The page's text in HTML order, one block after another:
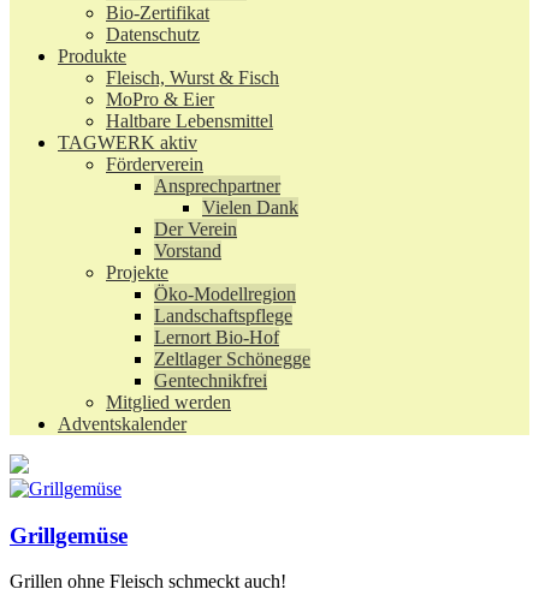
Bio-Zertifikat
Datenschutz
Produkte
Fleisch, Wurst & Fisch
MoPro & Eier
Haltbare Lebensmittel
TAGWERK aktiv
Förderverein
Ansprechpartner
Vielen Dank
Der Verein
Vorstand
Projekte
Öko-Modellregion
Landschaftspflege
Lernort Bio-Hof
Zeltlager Schönegge
Gentechnikfrei
Mitglied werden
Adventskalender
Grillgemüse
Grillen ohne Fleisch schmeckt auch!